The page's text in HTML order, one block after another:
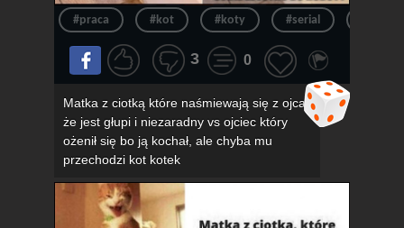
#praca #kot #koty #serial
3 0
Matka z ciotką które naśmiewają się z ojca,
że jest głupi i niezaradny vs ojciec który
ożenił się bo ją kochał, ale chyba mu
przechodzi kot kotek